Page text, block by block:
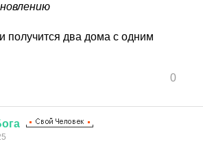
получится два дома с одним
0